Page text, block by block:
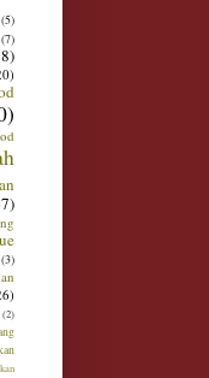
(5)
(7)
(3)
(2)